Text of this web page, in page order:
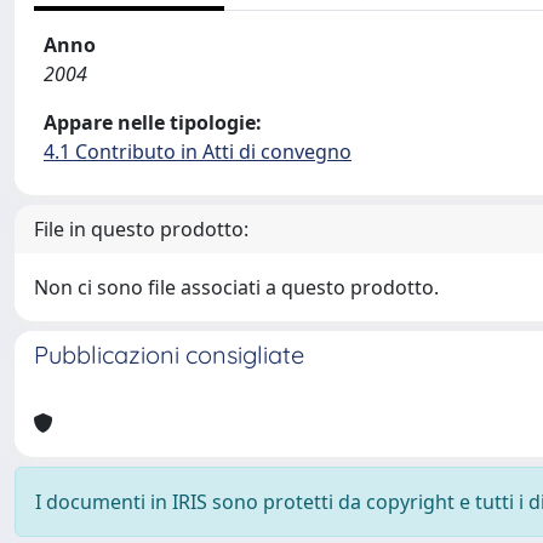
Anno
2004
Appare nelle tipologie:
4.1 Contributo in Atti di convegno
File in questo prodotto:
Non ci sono file associati a questo prodotto.
Pubblicazioni consigliate
I documenti in IRIS sono protetti da copyright e tutti i